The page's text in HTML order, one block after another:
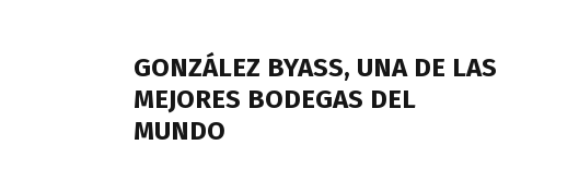
entradas
GONZÁLEZ BYASS, UNA DE LAS
MEJORES BODEGAS DEL
MUNDO